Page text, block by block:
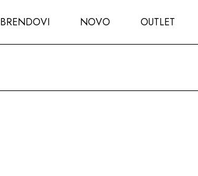
BRENDOVI NOVO OUTLET